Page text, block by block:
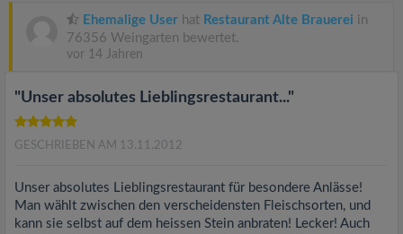
Ehemalige User hat Restaurant Alte Brauerei in
76356 Weingarten bewertet.
vor 14 Jahren
"Unser absolutes Lieblingsrestaurant..."
GESCHRIEBEN AM 13.11.2012
Unser absolutes Lieblingsrestaurant für besondere Anlässe!
Man wählt zwischen den verscheidensten Fleischsorten, und
kann sie selbst auf dem heissen Stein anbraten! Lecker! Auch